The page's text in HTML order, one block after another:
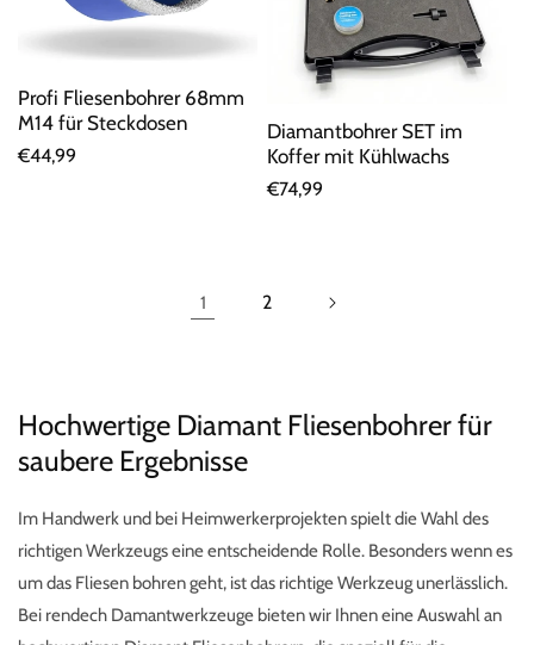
Profi Fliesenbohrer 68mm
M14 für Steckdosen
Normaler
€44,99
Diamantbohrer SET im
Koffer mit Kühlwachs
Normaler
€74,99
1 2
Hochwertige Diamant Fliesenbohrer für
saubere Ergebnisse
Im Handwerk und bei Heimwerkerprojekten spielt die Wahl des
richtigen Werkzeugs eine entscheidende Rolle. Besonders wenn es
um das Fliesen bohren geht, ist das richtige Werkzeug unerlässlich.
Bei rendech Damantwerkzeuge bieten wir Ihnen eine Auswahl an